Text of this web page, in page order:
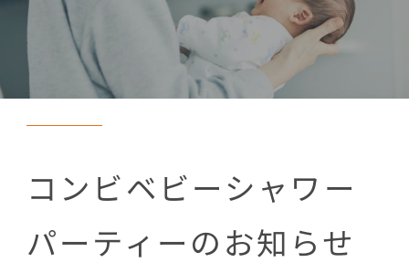
コンビベビーシャワー
パーティーのお知らせ